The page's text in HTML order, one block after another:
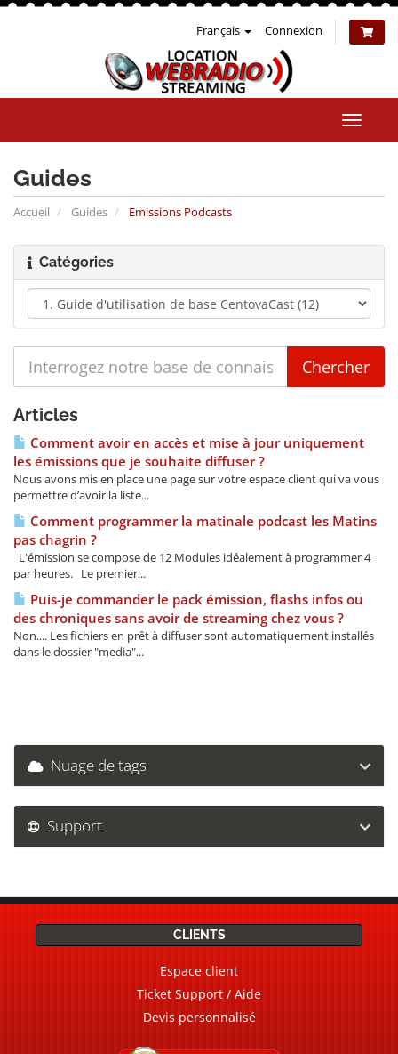
Français Connexion
la
Guides
Accueil Guides Emissions Podcasts
Catégories
Articles
Comment avoir en accès et mise à jour uniquement
les émissions que je souhaite diffuser ?
Nous avons mis en place une page sur votre espace client qui va vous
permettre d’avoir la liste...
Comment programmer la matinale podcast les Matins
pas chagrin ?
L'émission se compose de 12 Modules idéalement à programmer 4
par heures. Le premier...
Puis-je commander le pack émission, flashs infos ou
des chroniques sans avoir de streaming chez vous ?
Non.... Les fichiers en prêt à diffuser sont automatiquement installés
dans le dossier "media"...
Nuage de tags
Support
CLIENTS
Espace client
Ticket Support / Aide
Devis personnalisé